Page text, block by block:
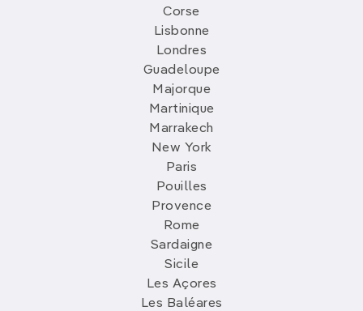
Corse
Lisbonne
Londres
Guadeloupe
Majorque
Martinique
Marrakech
New York
Paris
Pouilles
Provence
Rome
Sardaigne
Sicile
Les Açores
Les Baléares